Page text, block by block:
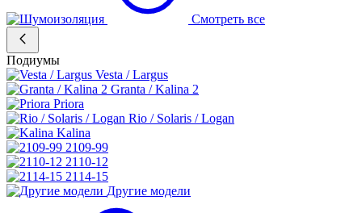
Смотреть все
Подиумы
Vesta / Largus
Granta / Kalina 2
Priora
Rio / Solaris / Logan
Kalina
2109-99
2110-12
2114-15
Другие модели